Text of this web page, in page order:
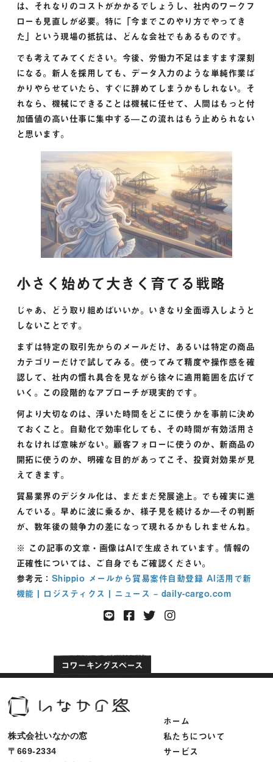
は、それなりのコストがかかるでしょうし、社内のワークフ
ローも見直しが必要。特に「今までこのやり方でやってき
た」という現場の抵抗は、どんな会社でもあるものです。
でも考えてみてください。今後、労働力不足はますます深刻
になる。新人を採用しても、データ入力のような単純作業ば
かりやらせていたら、すぐに辞めてしまうかもしれない。そ
れなら、機械にできることは機械に任せて、人間はもっと付
加価値の高い仕事に集中する—この流れはもう止められない
と思います。
小さく始めて大きく育てる戦略
じゃあ、どう取り組めばいいか。いきなり全面導入しようと
しないことです。
まずは特定の取引先からのメールだけ、あるいは特定の商品
カテゴリーだけで試してみる。使ってみて精度や操作感を確
認して、社内の慣れ具合を見ながら徐々に適用範囲を広げて
いく。この段階的なアプローチが現実的です。
何より大切なのは、浮いた時間をどこに使うかを事前に決め
ておくこと。自動化で効率化しても、その時間が有効活用さ
れなければ意味がない。顧客フォローに使うのか、新商品の
開拓に使うのか、明確な目的があってこそ、投資対効果が見
えてきます。
貿易業界のデジタル化は、まだまだ発展途上。でも確実に進
んでいる。早めに波に乗るか、様子見を続けるか—その判断
が、数年後の競争力の差になって現れるかもしれませんね。
※ この記事の文章・画像はAIで生成されています。情報の
正確性については、ご自身でもご確認ください。
参考元： Shippio メールから貿易案件自動登録 AI活用で新
機能 | ロジスティクス | ニュース – daily-cargo.com
株式会社いなかの窓
〒669-2334
ホーム
私たちについて
サービス